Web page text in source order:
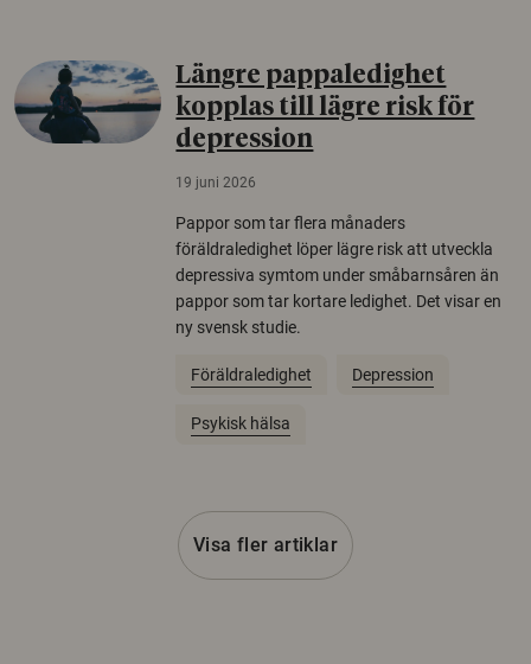
Längre pappaledighet
kopplas till lägre risk för
depression
19 juni 2026
Pappor som tar flera månaders
föräldraledighet löper lägre risk att utveckla
depressiva symtom under småbarnsåren än
pappor som tar kortare ledighet. Det visar en
ny svensk studie.
Föräldraledighet Depression
Psykisk hälsa
Visa fler artiklar